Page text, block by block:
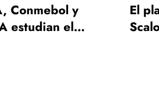
El plan de Lionel
Scaloni para el